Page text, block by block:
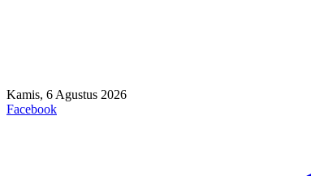
Kamis, 6 Agustus 2026
Facebook